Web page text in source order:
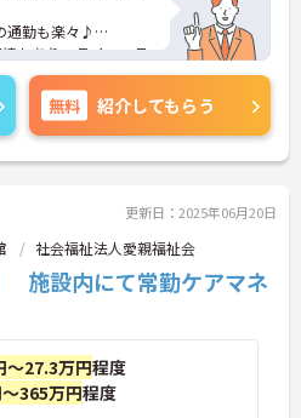
通勤も楽々♪
もあり、ライフステ
めいただける環境で
ポイントなど、さら
お気軽にご相談くだ
無料 紹介してもらう
更新日：2025年06月20日
社会福祉法人愛親福祉会
施設内にて常勤ケアマネ
～27.3万円程度
365万円程度